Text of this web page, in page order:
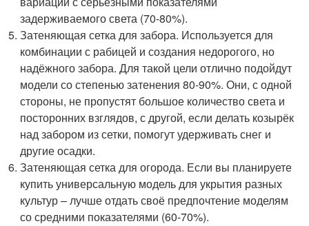
задерживаемого света (70-80%).
Затеняющая сетка для забора. Используется для
комбинации с рабицей и создания недорогого, но
надёжного забора. Для такой цели отлично подойдут
модели со степенью затенения 80-90%. Они, с одной
стороны, не пропустят большое количество света и
посторонних взглядов, с другой, если делать козырёк
над забором из сетки, помогут удерживать снег и
другие осадки.
Затеняющая сетка для огорода. Если вы планируете
купить универсальную модель для укрытия разных
культур – лучше отдать своё предпочтение моделям
со средними показателями (60-70%).